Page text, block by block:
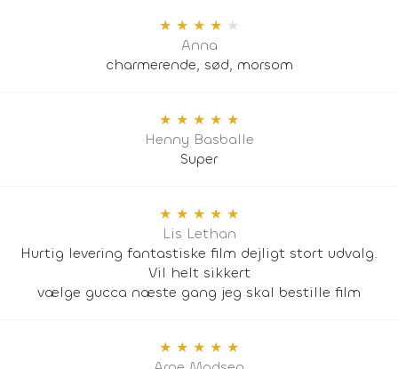
★ ★ ★ ★ ★
Anna
charmerende, sød, morsom
★ ★ ★ ★ ★
Henny Basballe
Super
★ ★ ★ ★ ★
Lis Lethan
Hurtig levering fantastiske film dejligt stort udvalg.
Vil helt sikkert
vælge gucca næste gang jeg skal bestille film
★ ★ ★ ★ ★